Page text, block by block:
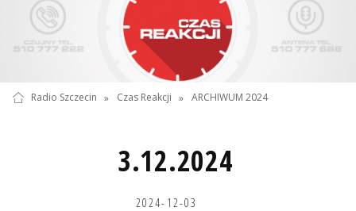
Radio Szczecin » Czas Reakcji » ARCHIWUM 2024
3.12.2024
2024-12-03